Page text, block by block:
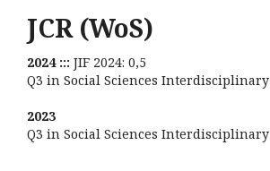
JCR (WoS)
2024 ::: JIF 2024: 0,5
Q3 in Social Sciences Interdisciplinary
2023
Q3 in Social Sciences Interdisciplinary